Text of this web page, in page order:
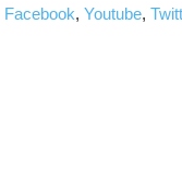
Facebook, Youtube,